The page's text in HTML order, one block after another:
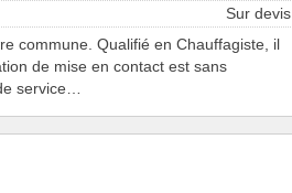
Sur devis
commune. Qualifié en Chauffagiste, il
de mise en contact est sans
service…